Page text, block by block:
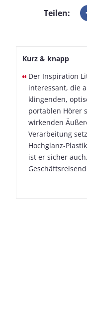
Teilen:
Kurz & knapp
Der Inspiration
interessant, die
klingenden,
portablen Hörer
wirkenden
Verarbeitung
Hochglanz-
ist er sicher